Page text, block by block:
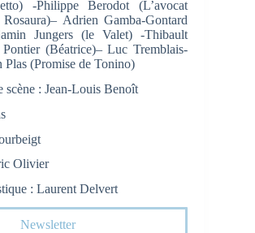
-Philippe Berodot (L’avocat
Adrien Gamba-Gontard
Jungers (le Valet) -Thibault
(Béatrice)– Luc Tremblais-
(Promise de Tonino)
scène : Jean-Louis Benoît
Olivier
: Laurent Delvert
Newsletter